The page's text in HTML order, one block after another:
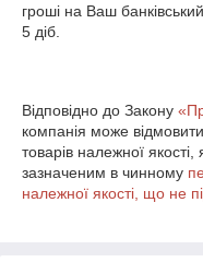
гроші на Ваш
5 діб.
Відповідно до Закону
компанія може
товарів належної
зазначеним в чинному
належної якості, що не